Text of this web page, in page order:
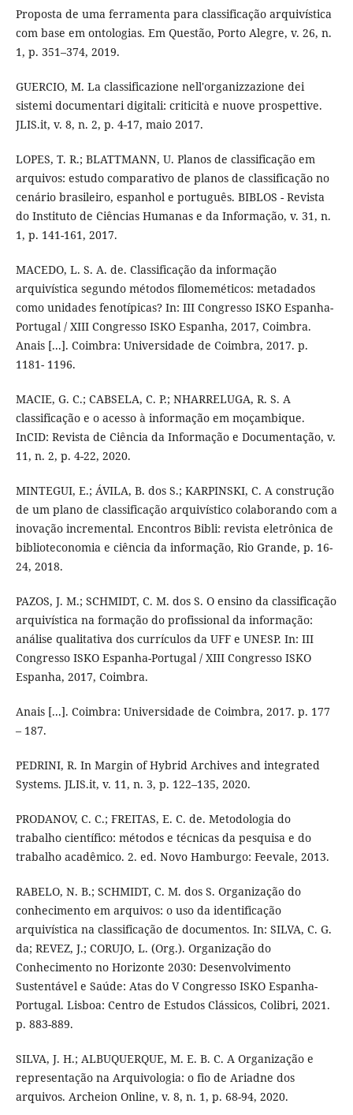
Proposta de uma ferramenta para classificação arquivística
com base em ontologias. Em Questão, Porto Alegre, v. 26, n.
1, p. 351–374, 2019.
GUERCIO, M. La classificazione nell'organizzazione dei
sistemi documentari digitali: criticità e nuove prospettive.
JLIS.it, v. 8, n. 2, p. 4-17, maio 2017.
LOPES, T. R.; BLATTMANN, U. Planos de classificação em
arquivos: estudo comparativo de planos de classificação no
cenário brasileiro, espanhol e português. BIBLOS - Revista
do Instituto de Ciências Humanas e da Informação, v. 31, n.
1, p. 141-161, 2017.
MACEDO, L. S. A. de. Classificação da informação
arquivística segundo métodos filomeméticos: metadados
como unidades fenotípicas? In: III Congresso ISKO Espanha-
Portugal / XIII Congresso ISKO Espanha, 2017, Coimbra.
Anais [...]. Coimbra: Universidade de Coimbra, 2017. p.
1181- 1196.
MACIE, G. C.; CABSELA, C. P.; NHARRELUGA, R. S. A
classificação e o acesso à informação em moçambique.
InCID: Revista de Ciência da Informação e Documentação, v.
11, n. 2, p. 4-22, 2020.
MINTEGUI, E.; ÁVILA, B. dos S.; KARPINSKI, C. A construção
de um plano de classificação arquivístico colaborando com a
inovação incremental. Encontros Bibli: revista eletrônica de
biblioteconomia e ciência da informação, Rio Grande, p. 16-
24, 2018.
PAZOS, J. M.; SCHMIDT, C. M. dos S. O ensino da classificação
arquivística na formação do profissional da informação:
análise qualitativa dos currículos da UFF e UNESP. In: III
Congresso ISKO Espanha-Portugal / XIII Congresso ISKO
Espanha, 2017, Coimbra.
Anais [...]. Coimbra: Universidade de Coimbra, 2017. p. 177
– 187.
PEDRINI, R. In Margin of Hybrid Archives and integrated
Systems. JLIS.it, v. 11, n. 3, p. 122–135, 2020.
PRODANOV, C. C.; FREITAS, E. C. de. Metodologia do
trabalho científico: métodos e técnicas da pesquisa e do
trabalho acadêmico. 2. ed. Novo Hamburgo: Feevale, 2013.
RABELO, N. B.; SCHMIDT, C. M. dos S. Organização do
conhecimento em arquivos: o uso da identificação
arquivística na classificação de documentos. In: SILVA, C. G.
da; REVEZ, J.; CORUJO, L. (Org.). Organização do
Conhecimento no Horizonte 2030: Desenvolvimento
Sustentável e Saúde: Atas do V Congresso ISKO Espanha-
Portugal. Lisboa: Centro de Estudos Clássicos, Colibri, 2021.
p. 883-889.
SILVA, J. H.; ALBUQUERQUE, M. E. B. C. A Organização e
representação na Arquivologia: o fio de Ariadne dos
arquivos. Archeion Online, v. 8, n. 1, p. 68-94, 2020.